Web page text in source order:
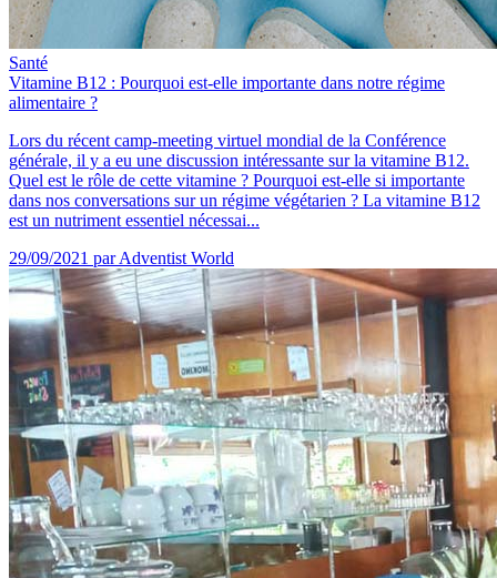
Santé
Vitamine B12 : Pourquoi est-elle importante dans notre régime
alimentaire ?
Lors du récent camp-meeting virtuel mondial de la Conférence
générale, il y a eu une discussion intéressante sur la vitamine B12.
Quel est le rôle de cette vitamine ? Pourquoi est-elle si importante
dans nos conversations sur un régime végétarien ? La vitamine B12
est un nutriment essentiel nécessai...
29/09/2021 par Adventist World